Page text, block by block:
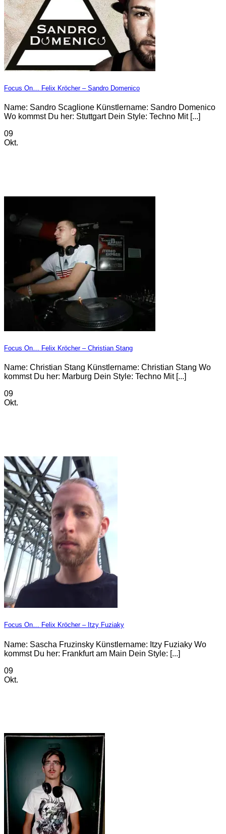
Focus On… Felix Kröcher – Sandro Domenico
Name: Sandro Scaglione Künstlername: Sandro Domenico
Wo kommst Du her: Stuttgart Dein Style: Techno Mit [...]
09
Okt.
Focus On… Felix Kröcher – Christian Stang
Name: Christian Stang Künstlername: Christian Stang Wo
kommst Du her: Marburg Dein Style: Techno Mit [...]
09
Okt.
Focus On… Felix Kröcher – Itzy Fuziaky
Name: Sascha Fruzinsky Künstlername: Itzy Fuziaky Wo
kommst Du her: Frankfurt am Main Dein Style: [...]
09
Okt.